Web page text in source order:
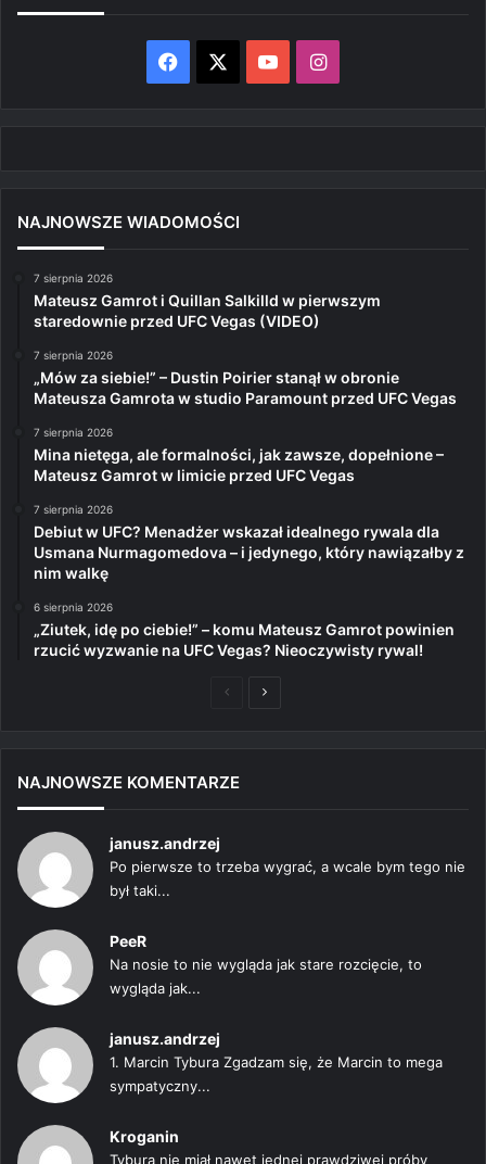
Facebook YouTubeInstagram
NAJNOWSZE WIADOMOŚCI
7 sierpnia 2026
Mateusz Gamrot i Quillan Salkilld w pierwszym
staredownie przed UFC Vegas (VIDEO)
7 sierpnia 2026
„Mów za siebie!” – Dustin Poirier stanął w obronie
Mateusza Gamrota w studio Paramount przed UFC Vegas
7 sierpnia 2026
Mina nietęga, ale formalności, jak zawsze, dopełnione –
Mateusz Gamrot w limicie przed UFC Vegas
7 sierpnia 2026
Debiut w UFC? Menadżer wskazał idealnego rywala dla
Usmana Nurmagomedova – i jedynego, który nawiązałby z
nim walkę
6 sierpnia 2026
„Ziutek, idę po ciebie!” – komu Mateusz Gamrot powinien
rzucić wyzwanie na UFC Vegas? Nieoczywisty rywal!
PoprzedniaNastępna
NAJNOWSZE KOMENTARZE
janusz.andrzej
Po pierwsze to trzeba wygrać, a wcale bym tego nie
był taki...
PeeR
Na nosie to nie wygląda jak stare rozcięcie, to
wygląda jak...
janusz.andrzej
1. Marcin Tybura Zgadzam się, że Marcin to mega
sympatyczny...
Kroganin
Tybura nie miał nawet jednej prawdziwej próby